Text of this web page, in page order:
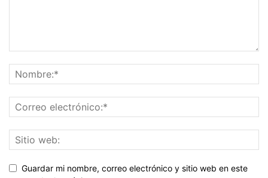
Guardar mi nombre, correo electrónico y sitio web en este